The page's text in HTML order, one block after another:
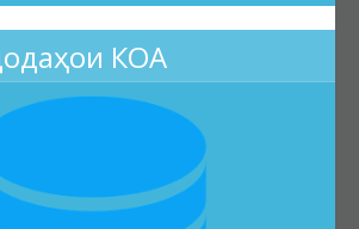
КОА